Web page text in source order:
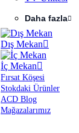
Daha fazla
Dış Mekan
İç Mekan
Fırsat Köşesi
Stokdaki Ürünler
ACD Blog
Mağazalarımız